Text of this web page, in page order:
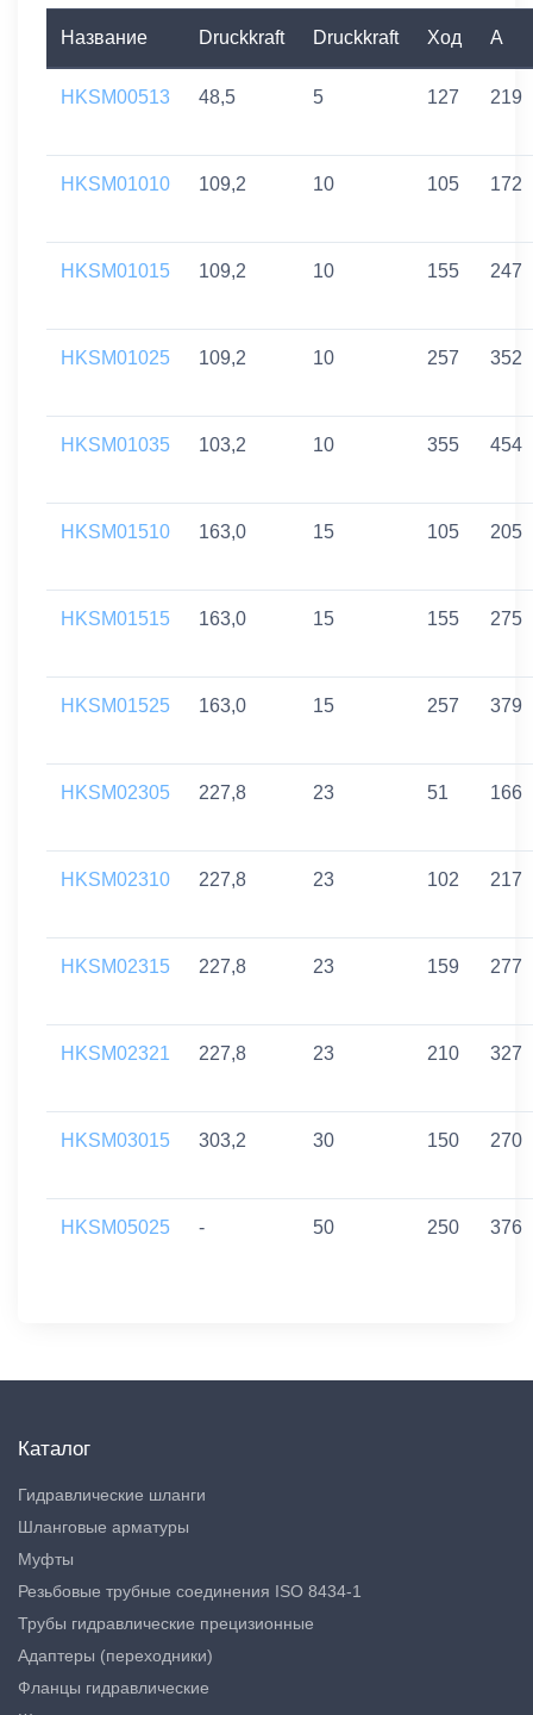
Название Druckkraft Druckkraft Ход A
HKSM00513 48,5 5 127 219
HKSM01010 109,2 10 105 172
HKSM01015 109,2 10 155 247
HKSM01025 109,2 10 257 352
HKSM01035 103,2 10 355 454
HKSM01510 163,0 15 105 205
HKSM01515 163,0 15 155 275
HKSM01525 163,0 15 257 379
HKSM02305 227,8 23 51 166
HKSM02310 227,8 23 102 217
HKSM02315 227,8 23 159 277
HKSM02321 227,8 23 210 327
HKSM03015 303,2 30 150 270
HKSM05025 - 50 250 376
Каталог
Гидравлические шланги
Шланговые арматуры
Муфты
Резьбовые трубные соединения ISO 8434-1
Трубы гидравлические прецизионные
Адаптеры (переходники)
Фланцы гидравлические